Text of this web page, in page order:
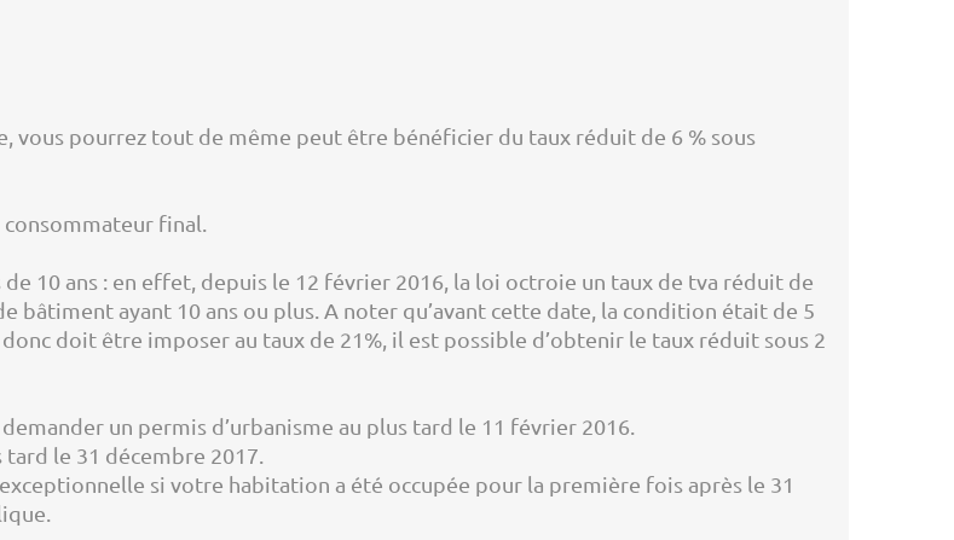
vous pourrez tout de même peut être bénéficier du taux réduit de 6 % sous
final.
10 ans : en effet, depuis le 12 février 2016, la loi octroie un taux de tva réduit de
ayant 10 ans ou plus. A noter qu’avant cette date, la condition était de 5
doit être imposer au taux de 21%, il est possible d’obtenir le taux réduit sous 2
un permis d’urbanisme au plus tard le 11 février 2016.
le 31 décembre 2017.
si votre habitation a été occupée pour la première fois après le 31